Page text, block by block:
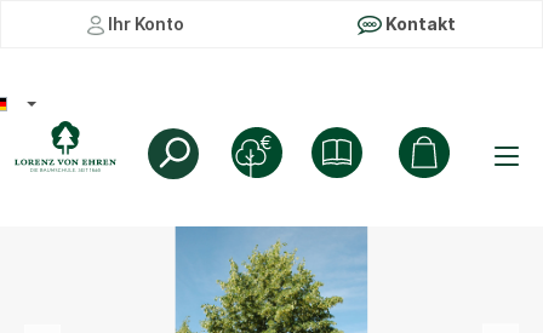
Ihr Konto Kontakt